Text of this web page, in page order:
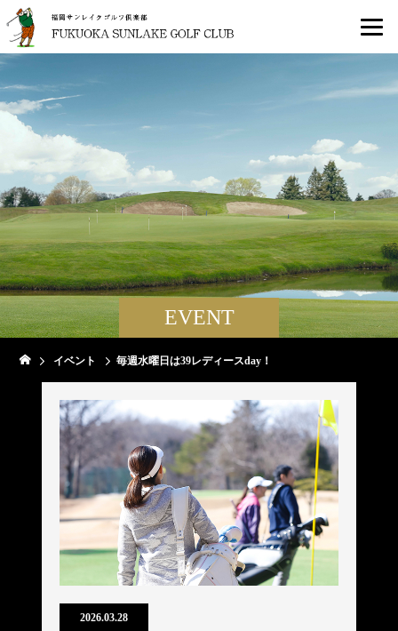
EVENT
イベント 毎週水曜日は39レディースday！
2026.03.28